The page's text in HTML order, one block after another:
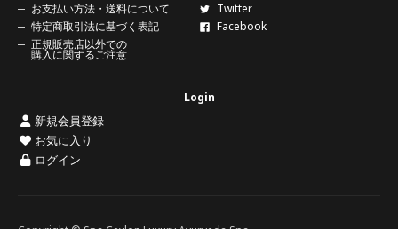
お支払い方法・送料について
特定商取引法に基づく表記
正規販売店以外での
購入に関するご注意
Twitter
Facebook
Login
新規会員登録
お気に入り
ログイン